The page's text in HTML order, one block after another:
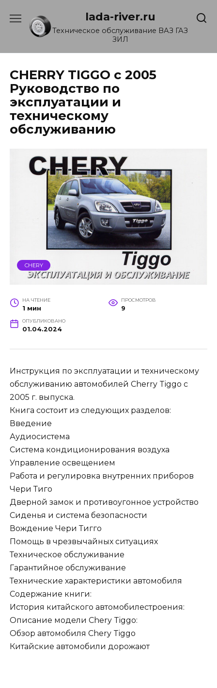
содержанию
lada-river.ru
Техническое обслуживание ВАЗ ГАЗ
ЗИЛ
CHERRY TIGGO с 2005
Руководство по
эксплуатации и
техническому
обслуживанию
CHERY
НА ЧТЕНИЕ
1 мин
ПРОСМОТРОВ
9
ОПУБЛИКОВАНО
01.04.2024
Инструкция по эксплуатации и техническому
обслуживанию автомобилей Cherry Tiggo с
2005 г. выпуска.
Книга состоит из следующих разделов:
Введение
Аудиосистема
Система кондиционирования воздуха
Управление освещением
Работа и регулировка внутренних приборов
Чери Тиго
Дверной замок и противоугонное устройство
Сиденья и система безопасности
Вождение Чери Тигго
Помощь в чрезвычайных ситуациях
Техническое обслуживание
Гарантийное обслуживание
Технические характеристики автомобиля
Содержание книги:
История китайского автомобилестроения:
Описание модели Chery Tiggo:
Обзор автомобиля Chery Tiggo
Китайские автомобили дорожают